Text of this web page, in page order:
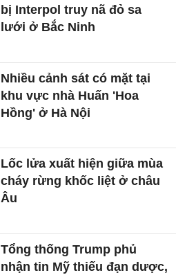
bị Interpol truy nã đỏ sa
lưới ở Bắc Ninh
Nhiều cảnh sát có mặt tại
khu vực nhà Huấn 'Hoa
Hồng' ở Hà Nội
Lốc lửa xuất hiện giữa mùa
cháy rừng khốc liệt ở châu
Âu
Tổng thống Trump phủ
nhận tin Mỹ thiếu đạn dược,